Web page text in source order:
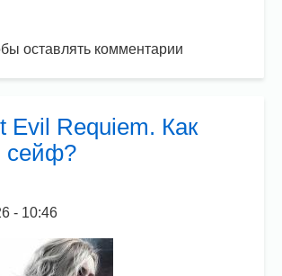
оставлять комментарии
Evil Requiem. Как
сейф?
- 10:46